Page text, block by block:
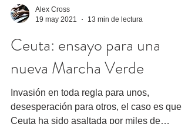
Alex Cross
19 may 2021
13 min de lectura
Ceuta: ensayo para una
nueva Marcha Verde